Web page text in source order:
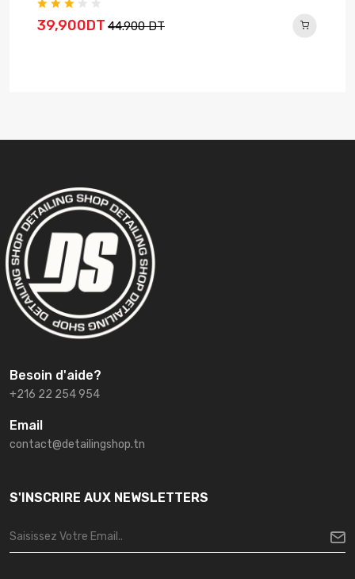
39,900DT 44.900 DT
Besoin d'aide?
+216 22 254 954
Email
contact@detailingshop.tn
S'INSCRIRE AUX NEWSLETTERS